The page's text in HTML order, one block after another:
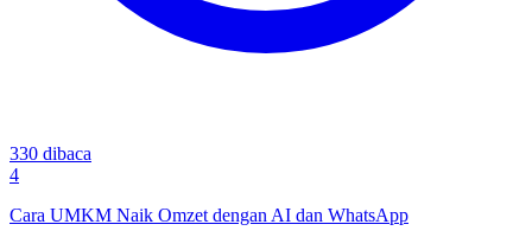
330 dibaca
4
Cara UMKM Naik Omzet dengan AI dan WhatsApp